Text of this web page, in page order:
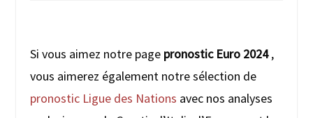
Si vous aimez notre pagepronostic Euro 2024,
vous aimerez également notre sélection de
pronostic Ligue des Nations avec nos analyses